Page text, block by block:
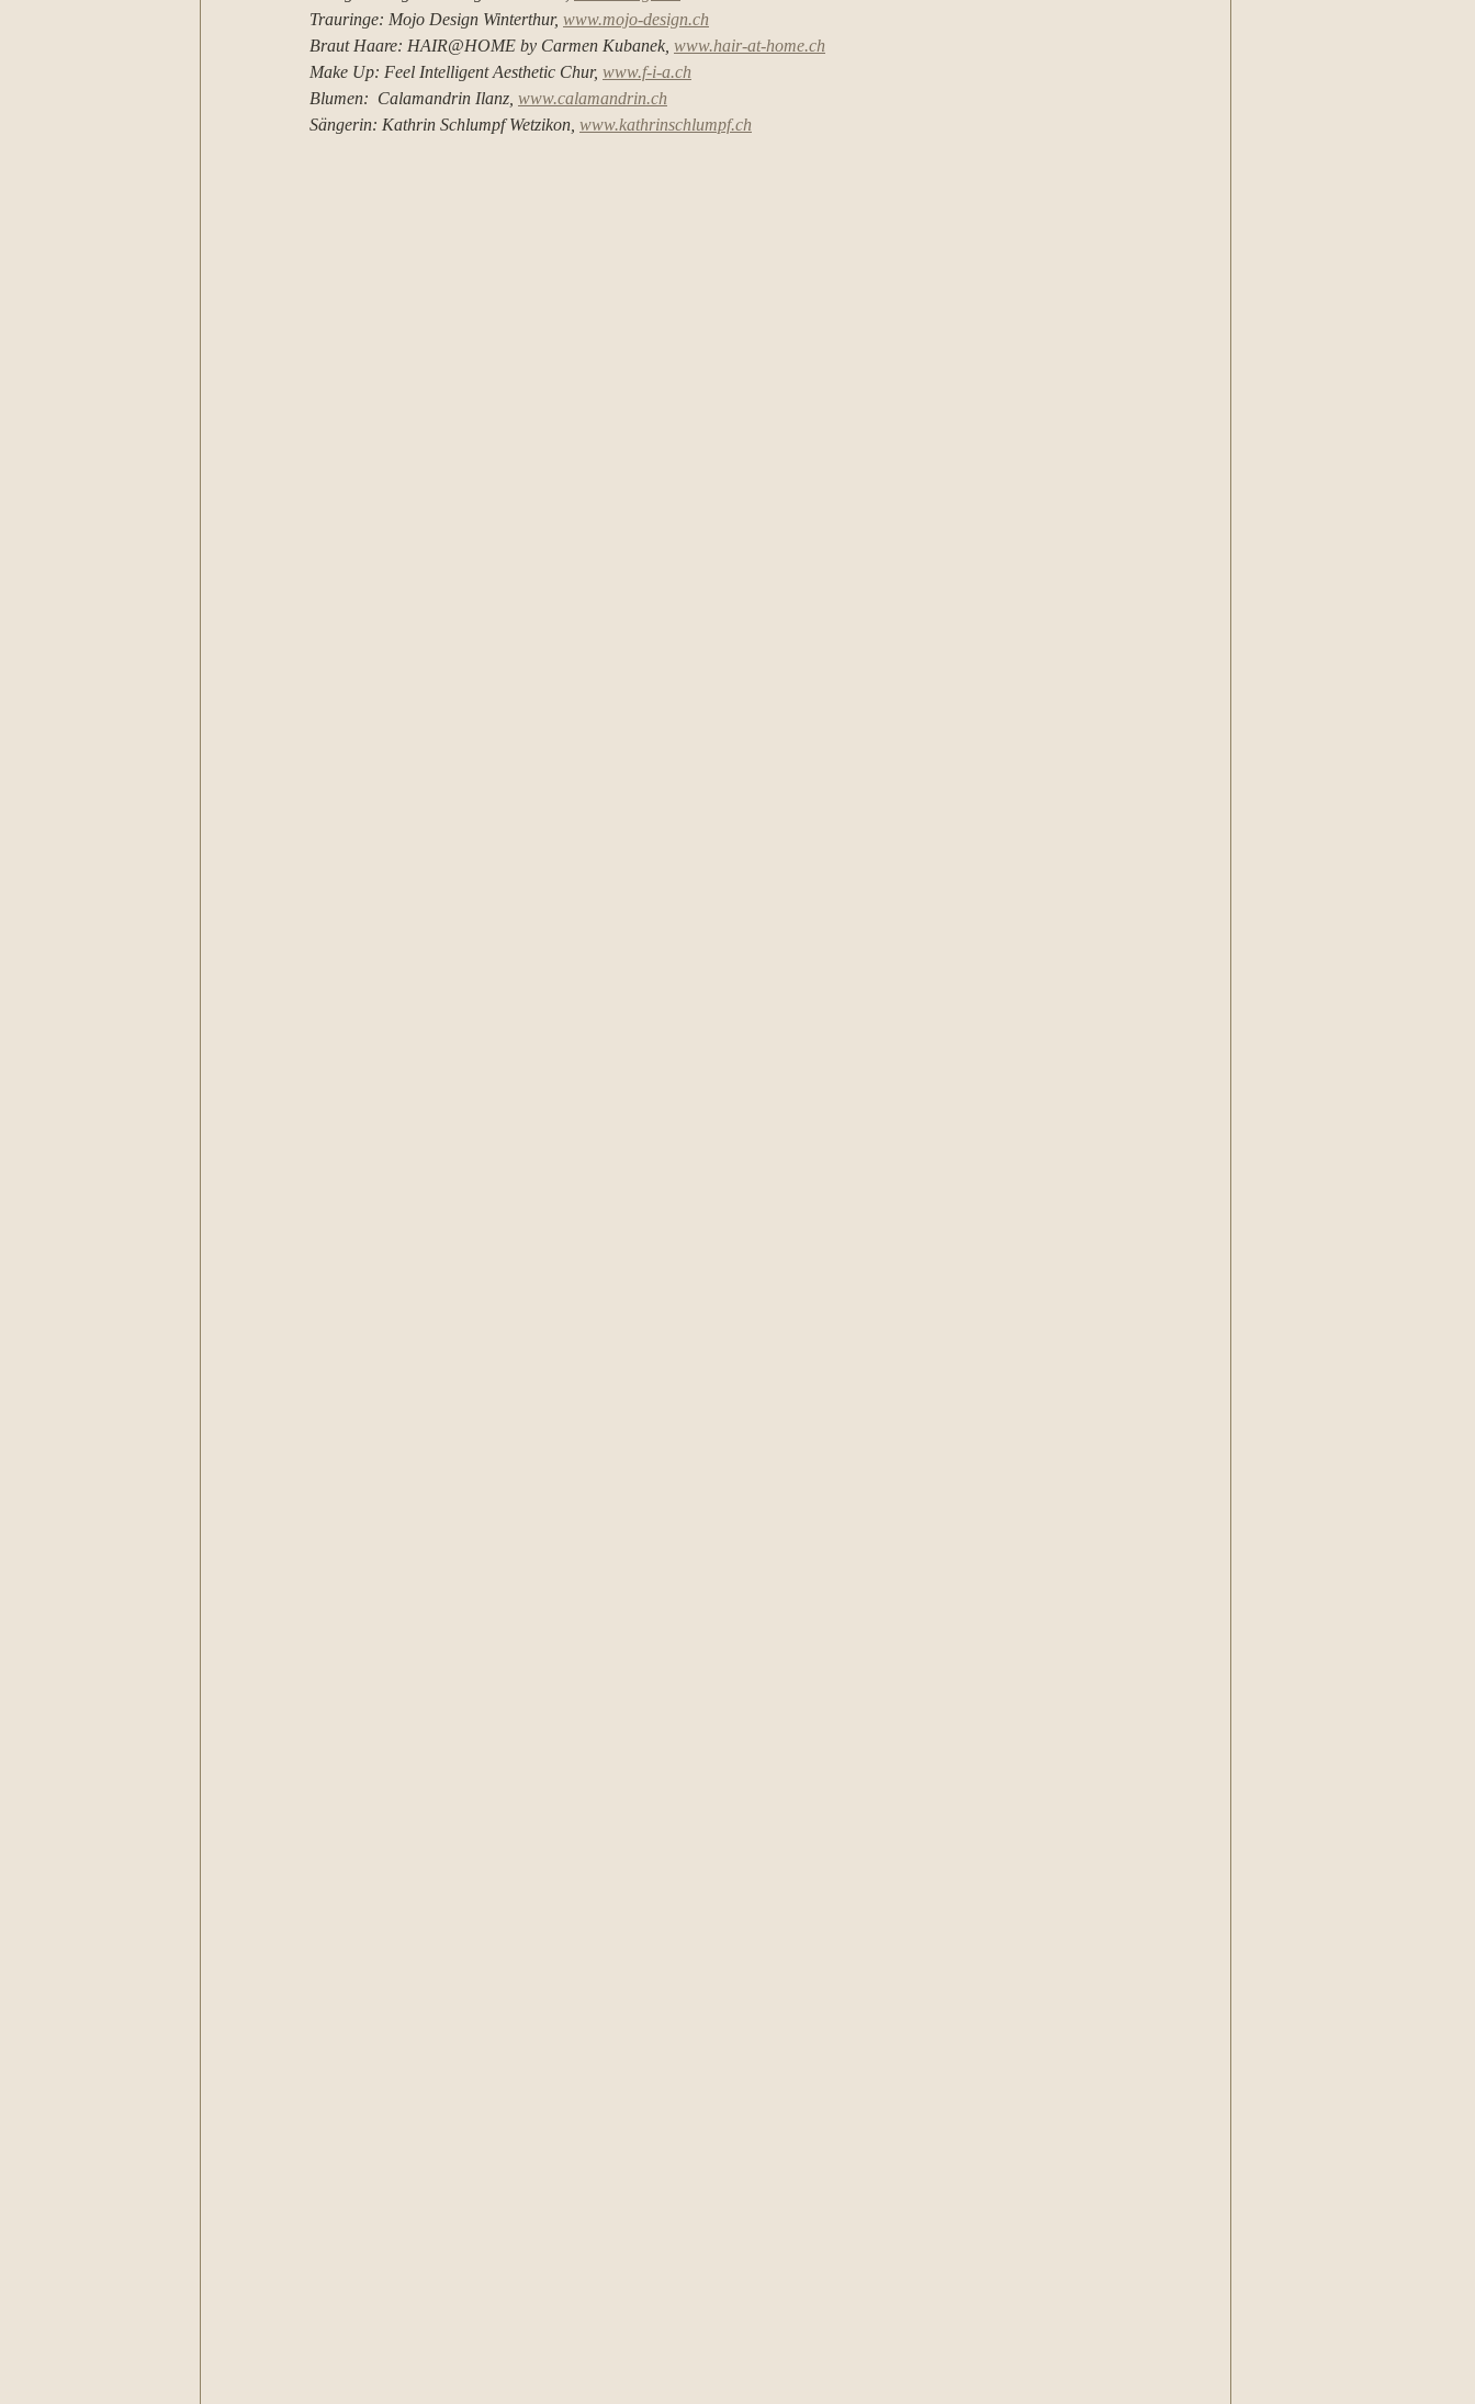
Trauringe: Mojo Design Winterthur, www.mojo-design.ch
Braut Haare: HAIR@HOME by Carmen Kubanek, www.hair-at-home.ch
Make Up: Feel Intelligent Aesthetic Chur, www.f-i-a.ch
Blumen:  Calamandrin Ilanz, www.calamandrin.ch
Sängerin: Kathrin Schlumpf Wetzikon, www.kathrinschlumpf.ch